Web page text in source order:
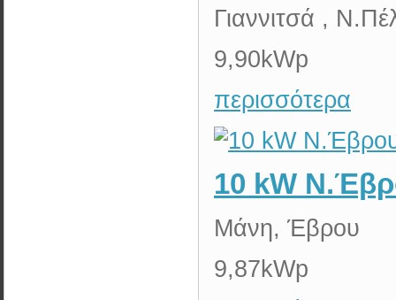
Γιαννιτσά ,
9,90kWp
περισσότερα
10 kW
Μάνη, Έβρου
9,87kWp